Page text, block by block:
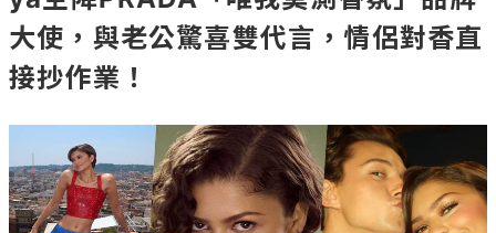
大使，與老公驚喜雙代言，情侶對香直
接抄作業！